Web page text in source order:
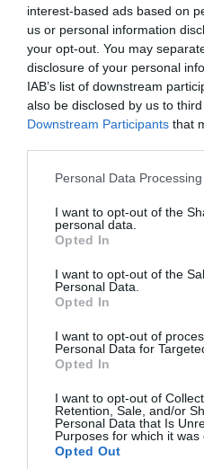
interest-based ads based on
us or personal information
your opt-out. You may
disclosure of your personal
IAB’s list of downstream
also be disclosed by us to
Downstream Participants that
Please note that this website/
not limited to your visit or
grant or deny consent to
use your data for below
consent section.
Personal Data
I want to opt-out of the
personal data.
Opted In
I want to opt-out of the
Personal Data.
Opted In
I want to opt-out of
Personal Data for
Opted In
I want to opt-out of
Retention, Sale, and/or
Personal Data that Is
Purposes for which it was
Opted Out
Litec
Ρωτήστε